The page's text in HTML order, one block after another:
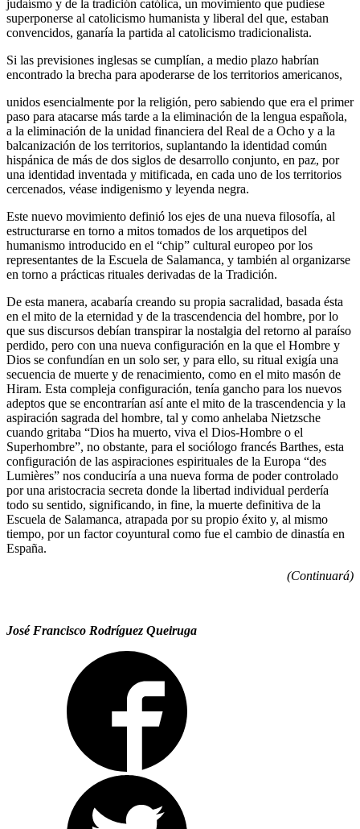
judaísmo y de la tradición católica, un movimiento que pudiese
superponerse al catolicismo humanista y liberal del que, estaban
convencidos, ganaría la partida al catolicismo tradicionalista.
Si las previsiones inglesas se cumplían, a medio plazo habrían
encontrado la brecha para apoderarse de los territorios americanos,
unidos esencialmente por la religión, pero sabiendo que era el primer
paso para atacarse más tarde a la eliminación de la lengua española,
a la eliminación de la unidad financiera del Real de a Ocho y a la
balcanización de los territorios, suplantando la identidad común
hispánica de más de dos siglos de desarrollo conjunto, en paz, por
una identidad inventada y mitificada, en cada uno de los territorios
cercenados, véase indigenismo y leyenda negra.
Este nuevo movimiento definió los ejes de una nueva filosofía, al
estructurarse en torno a mitos tomados de los arquetipos del
humanismo introducido en el “chip” cultural europeo por los
representantes de la Escuela de Salamanca, y también al organizarse
en torno a prácticas rituales derivadas de la Tradición.
De esta manera, acabaría creando su propia sacralidad, basada ésta
en el mito de la eternidad y de la trascendencia del hombre, por lo
que sus discursos debían transpirar la nostalgia del retorno al paraíso
perdido, pero con una nueva configuración en la que el Hombre y
Dios se confundían en un solo ser, y para ello, su ritual exigía una
secuencia de muerte y de renacimiento, como en el mito masón de
Hiram. Esta compleja configuración, tenía gancho para los nuevos
adeptos que se encontrarían así ante el mito de la trascendencia y la
aspiración sagrada del hombre, tal y como anhelaba Nietzsche
cuando gritaba “Dios ha muerto, viva el Dios-Hombre o el
Superhombre”, no obstante, para el sociólogo francés Barthes, esta
configuración de las aspiraciones espirituales de la Europa “des
Lumières” nos conduciría a una nueva forma de poder controlado
por una aristocracia secreta donde la libertad individual perdería
todo su sentido, significando, in fine, la muerte definitiva de la
Escuela de Salamanca, atrapada por su propio éxito y, al mismo
tiempo, por un factor coyuntural como fue el cambio de dinastía en
España.
(Continuará)
José Francisco Rodríguez Queiruga